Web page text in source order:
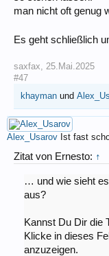
man nicht oft genug
Es geht schließlich
saxfax
25.Mai.2025
#47
khayman und
Alex_Usarov Ist fast
Zitat von Ernesto: ↑
… und wie sieht
aus?
Kannst Du Dir die
Klicke in dieses
anzuzeigen.